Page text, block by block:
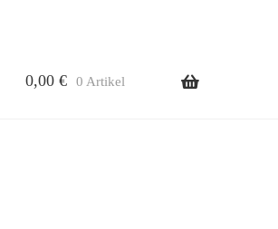
0,00 € 0 Artikel